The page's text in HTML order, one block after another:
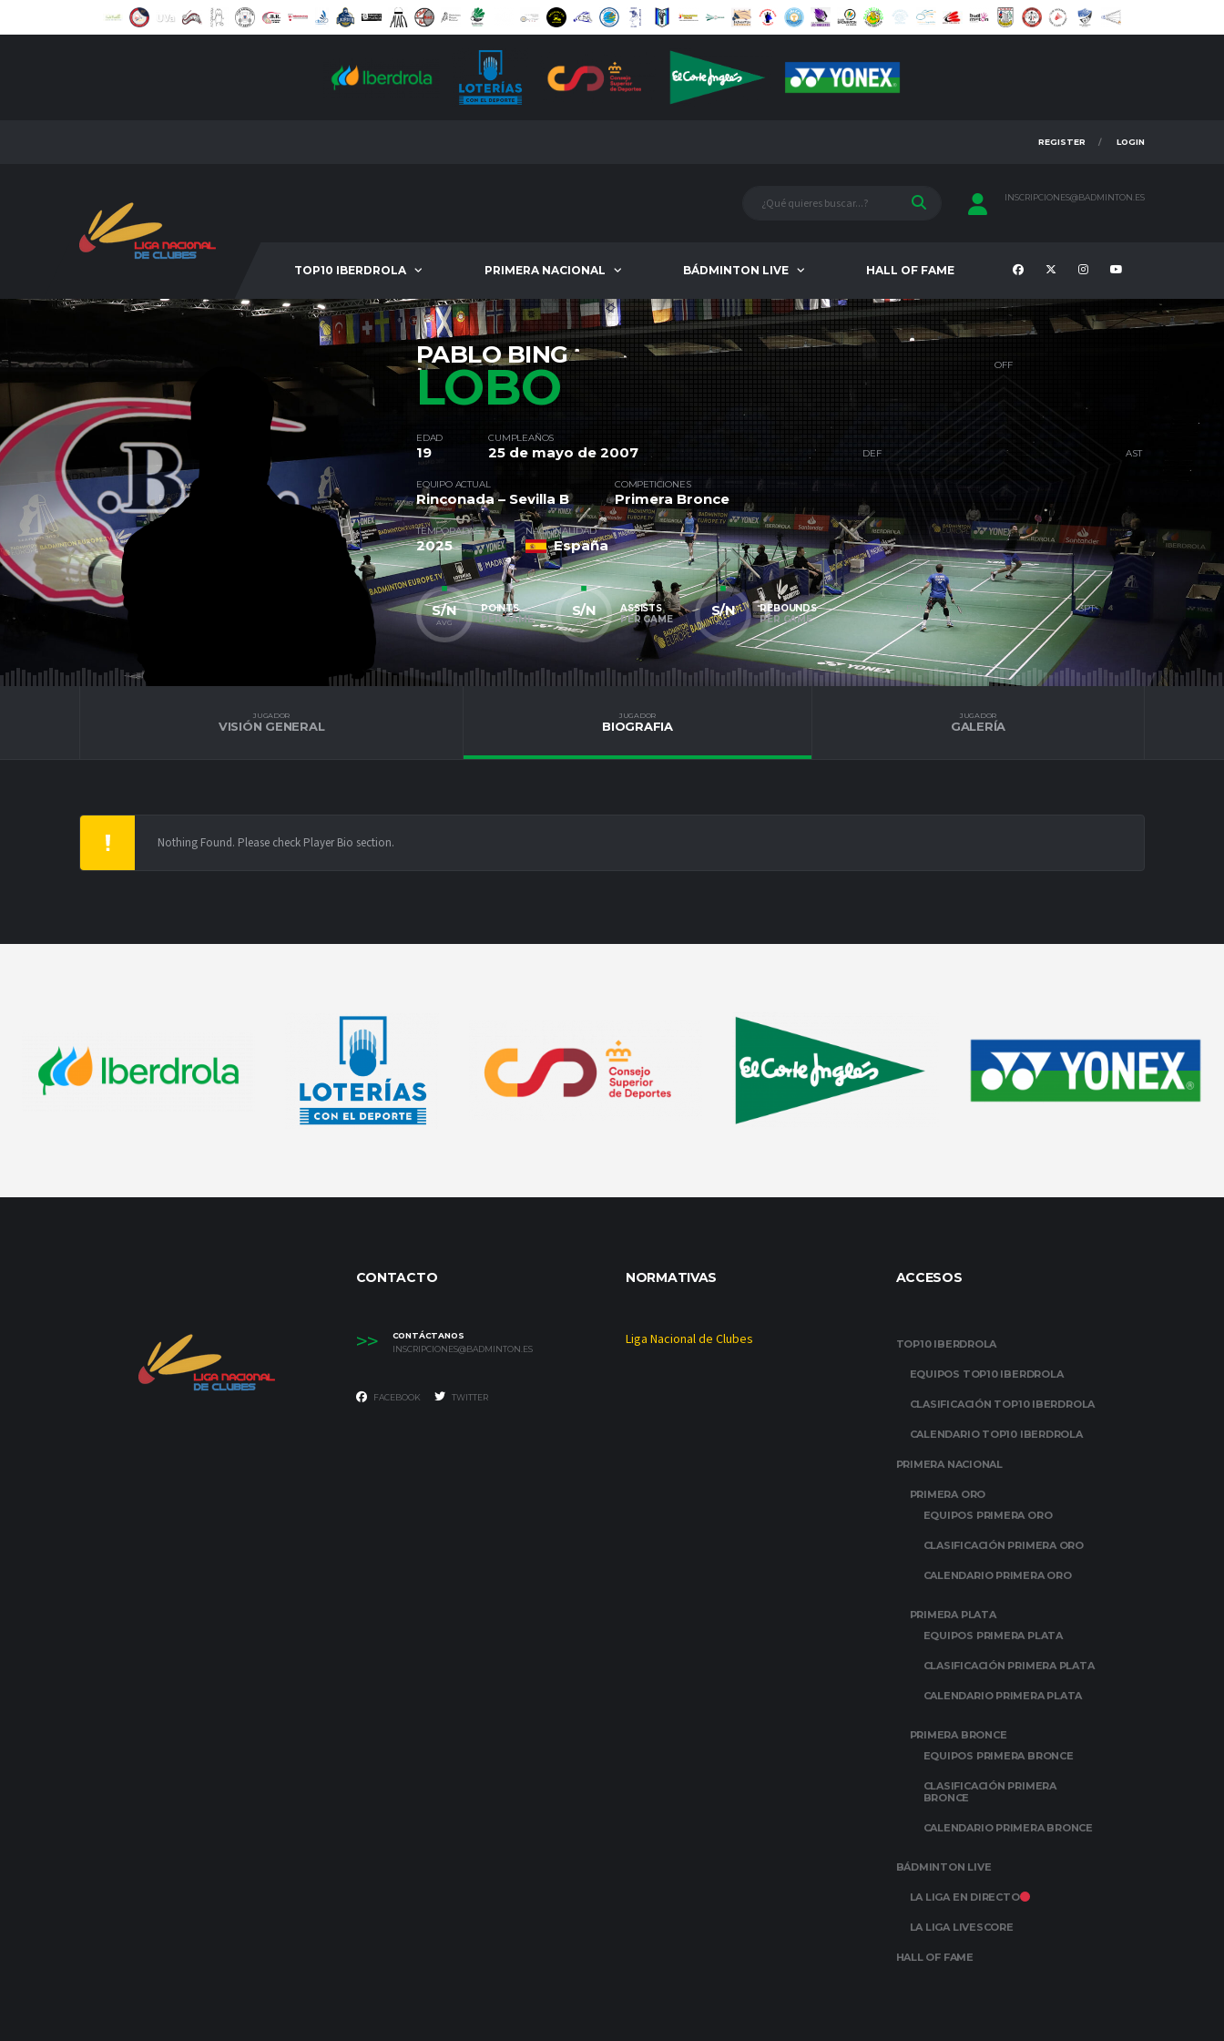
REGISTER LOGIN
INSCRIPCIONES@BADMINTON.ES
TOP10 IBERDROLA PRIMERA NACIONAL BÁDMINTON LIVE HALL OF FAME
PABLO BING
LOBO
EDAD
19
CUMPLEAÑOS
25 de mayo de 2007
EQUIPO ACTUAL
Rinconada – Sevilla B
COMPETICIONES
Primera Bronce
TEMPORADAS
2025
NACIONALIDAD
España
S/N
AVG
POINTS
PER GAME
S/N
AVG
ASSISTS
PER GAME
S/N
AVG
REBOUNDS
PER GAME
JUGADOR
VISIÓN GENERAL
JUGADOR
BIOGRAFIA
JUGADOR
GALERÍA
Nothing Found. Please check Player Bio section.
CONTACTO
>>
CONTÁCTANOS
INSCRIPCIONES@BADMINTON.ES
FACEBOOK TWITTER
NORMATIVAS
Liga Nacional de Clubes
ACCESOS
TOP10 IBERDROLA
EQUIPOS TOP10 IBERDROLA
CLASIFICACIÓN TOP10 IBERDROLA
CALENDARIO TOP10 IBERDROLA
PRIMERA NACIONAL
PRIMERA ORO
EQUIPOS PRIMERA ORO
CLASIFICACIÓN PRIMERA ORO
CALENDARIO PRIMERA ORO
PRIMERA PLATA
EQUIPOS PRIMERA PLATA
CLASIFICACIÓN PRIMERA PLATA
CALENDARIO PRIMERA PLATA
PRIMERA BRONCE
EQUIPOS PRIMERA BRONCE
CLASIFICACIÓN PRIMERA
BRONCE
CALENDARIO PRIMERA BRONCE
BÁDMINTON LIVE
LA LIGA EN DIRECTO
LA LIGA LIVESCORE
HALL OF FAME